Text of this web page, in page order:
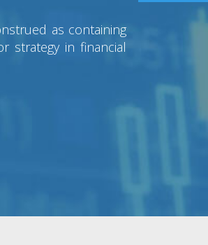
as containing
strategy in financial